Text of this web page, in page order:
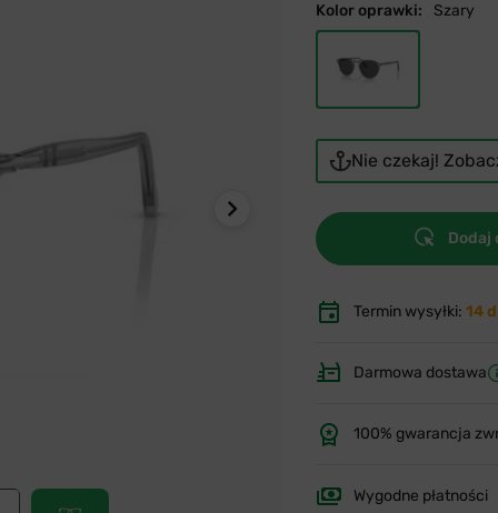
Kolor oprawki: Szary
Nie czekaj!
Dodaj
Termin wysyłki: 14
Darmowa dostawa
100% gwarancja
Wygodne płatności